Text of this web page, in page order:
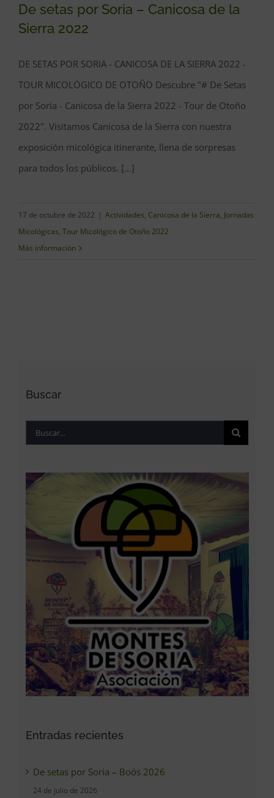
De setas por Soria – Canicosa de la
Sierra 2022
De setas por Soria – Canicosa de la
Sierra 2022
DE SETAS POR SORIA - CANICOSA DE LA SIERRA 2022 -
TOUR MICOLÓGICO DE OTOÑO Descubre "# De Setas
por Soria - Canicosa de la Sierra 2022 - Tour de Otoño
2022". Visitamos Canicosa de la Sierra con nuestra
exposición micológica itinerante, llena de sorpresas
para todos los públicos. [...]
17 de octubre de 2022 | Actividades, Canicosa de la Sierra, Jornadas
Micológicas, Tour Micológico de Otoño 2022
Más información
Buscar
Buscar:
Entradas recientes
De setas por Soria – Boós 2026
24 de julio de 2026